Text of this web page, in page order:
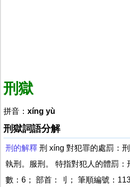
刑獄
拼音： xíng yù
刑獄詞語分解
刑的解釋 刑 xíng 對犯罪的處罰：
執刑。服刑。 特指對犯人的體罰
數：6； 部首：刂； 筆順編號：